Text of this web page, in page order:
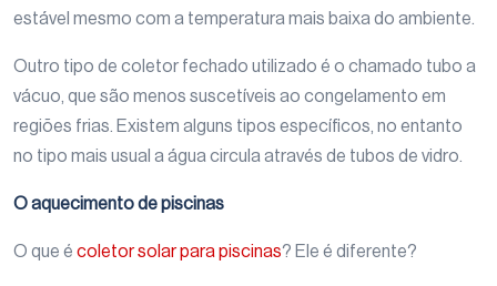
estável mesmo com a temperatura mais baixa do ambiente.
Outro tipo de coletor fechado utilizado é o chamado tubo a
vácuo, que são menos suscetíveis ao congelamento em
regiões frias. Existem alguns tipos específicos, no entanto
no tipo mais usual a água circula através de tubos de vidro.
O aquecimento de piscinas
O que é coletor solar para piscinas? Ele é diferente?